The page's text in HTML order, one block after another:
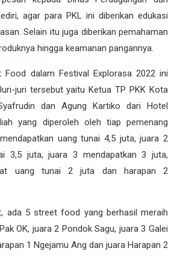
agar para PKL ini diberikan edukasi
Selain itu juga diberikan pemahaman
hingga keamanan pangannya.
Food dalam Festival Explorasa 2022 ini
juri tersebut yaitu Ketua TP PKK Kota
dan Agung Kartiko dari Hotel
yang diperoleh oleh tiap pemenang
uang tunai 4,5 juta, juara 2
3,5 juta, juara 3 mendapatkan 3 juta,
uang tunai 2 juta dan harapan 2
ada 5 street food yang berhasil meraih
OK, juara 2 Pondok Sagu, juara 3 Galei
1 Ngejamu Ang dan juara Harapan 2